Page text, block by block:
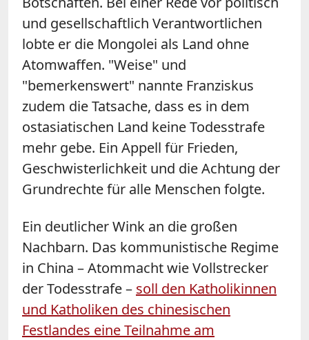
und gesellschaftlich Verantwortlichen
lobte er die Mongolei als Land ohne
Atomwaffen. "Weise" und
"bemerkenswert" nannte Franziskus
zudem die Tatsache, dass es in dem
ostasiatischen Land keine Todesstrafe
mehr gebe. Ein Appell für Frieden,
Geschwisterlichkeit und die Achtung der
Grundrechte für alle Menschen folgte.
Ein deutlicher Wink an die großen
Nachbarn. Das kommunistische Regime
in China – Atommacht wie Vollstrecker
der Todesstrafe – soll den Katholikinnen
und Katholiken des chinesischen
Festlandes eine Teilnahme am